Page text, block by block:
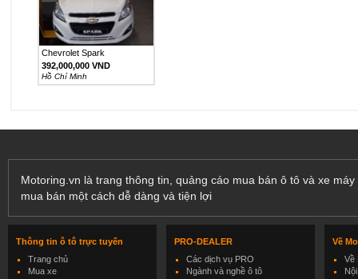
Chevrolet Spark
392,000,000 VND
Hồ Chí Minh
Motoring.vn là trang thông tin, quảng cáo mua bán ô tô và xe
mua bán một cách dễ dàng và tiện lợi
Thông tin ô tô trực tuyến
Trang chủ
Mua xe
PRO-DEALER
Các dịch vụ PRO
Ngành và nghề ô tô
Về
Về